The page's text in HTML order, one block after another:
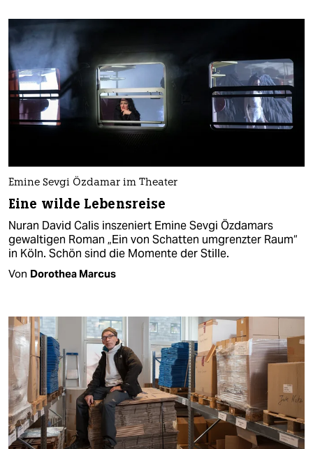
Emine Sevgi Özdamar im Theater
Eine wilde Lebensreise
Nuran David Calis inszeniert Emine Sevgi Özdamars
gewaltigen Roman „Ein von Schatten umgrenzter Raum“
in Köln. Schön sind die Momente der Stille.
Von Dorothea Marcus